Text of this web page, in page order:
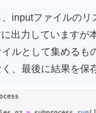
inputファイルのリ
出力していますが
ルとして集めるも
、最後に結果を保